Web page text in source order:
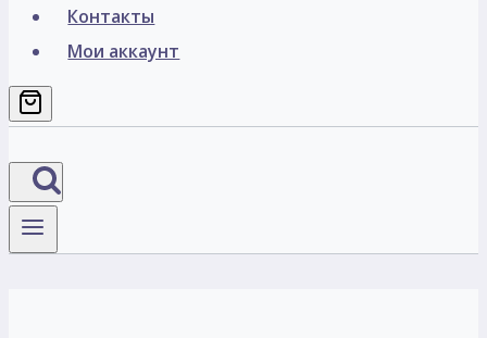
Контакты
Мои аккаунт